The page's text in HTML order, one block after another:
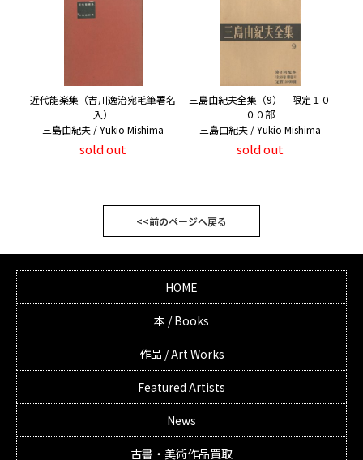
近代能楽集（吉川逸治宛毛筆署名
入）
三島由紀夫 / Yukio Mishima
sold out
三島由紀夫全集（9） 限定１０
００部
三島由紀夫 / Yukio Mishima
sold out
<<前のページへ戻る
HOME
本 / Books
作品 / Art Works
Featured Artists
News
古書・美術作品買取